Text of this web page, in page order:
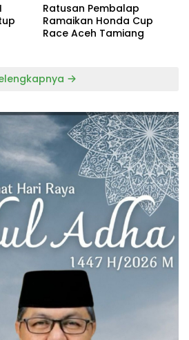
Ratusan Pembalap
Ramaikan Honda Cup
Race Aceh Tamiang